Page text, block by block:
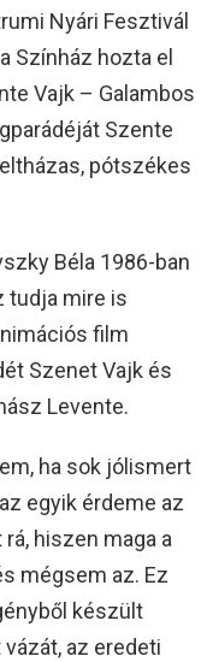
Nyári Fesztivál
Színház hozta el
Vajk – Galambos
Szente
pótszékes
Béla 1986-ban
tudja mire is
film
Szenet Vajk és
Levente.
ha sok jólismert
egyik érdeme az
hiszen maga a
mégsem az. Ez
készült
az eredeti